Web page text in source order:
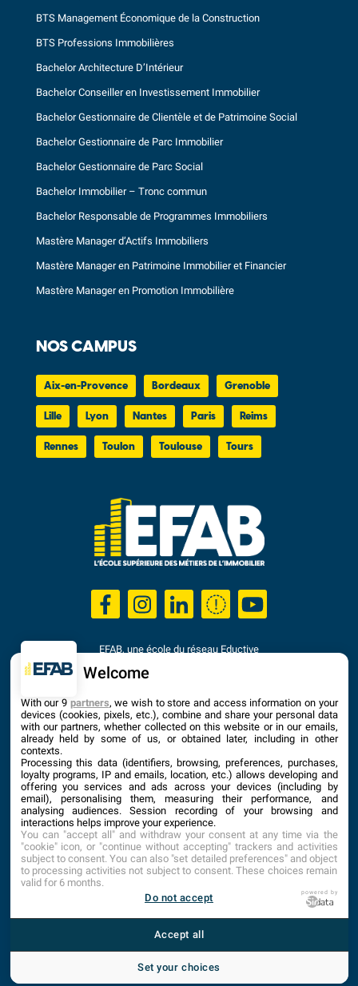
BTS Management Économique de la Construction
BTS Professions Immobilières
Bachelor Architecture D’Intérieur
Bachelor Conseiller en Investissement Immobilier
Bachelor Gestionnaire de Clientèle et de Patrimoine Social
Bachelor Gestionnaire de Parc Immobilier
Bachelor Gestionnaire de Parc Social
Bachelor Immobilier – Tronc commun
Bachelor Responsable de Programmes Immobiliers
Mastère Manager d’Actifs Immobiliers
Mastère Manager en Patrimoine Immobilier et Financier
Mastère Manager en Promotion Immobilière
NOS CAMPUS
Aix-en-Provence Bordeaux Grenoble
Lille Lyon Nantes Paris Reims
Rennes Toulon Toulouse Tours
ACCUEIL
CONDITIONS GÉNÉRALES D’INSCRIPTION
EFAB, une école du réseau Eductive
Établissement d'Enseignement Supérieur Privé Technique
Dernière mise à jour : Septembre 2025
Welcome
With our 9 partners, we wish to store and access information on your
devices (cookies, pixels, etc.), combine and share your personal data
with our partners, whether collected on this website or in our emails,
already held by some of us, or obtained later, including in other
contexts.
Processing this data (identifiers, browsing, preferences, purchases,
loyalty programs, IP and emails, location, etc.) allows developing and
offering you services and ads across your devices (including by
email), personalising them, measuring their performance, and
analysing audiences. Session recording of your browsing and
interactions helps improve your experience.
You can "accept all" and withdraw your consent at any time via the
"cookie" icon, or "continue without accepting" trackers and activities
subject to consent. You can also "set detailed preferences" and object
to processing activities not subject to consent. These choices remain
valid for 6 months.
Do not accept
powered by
Set your choices
Accept all
1